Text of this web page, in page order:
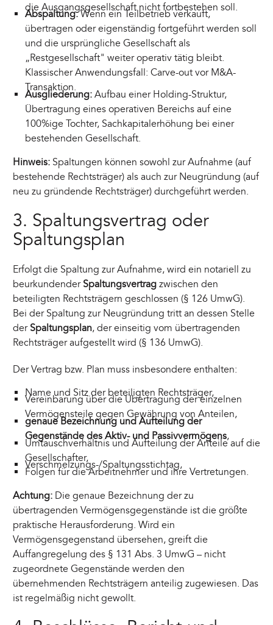
die Ausgangsgesellschaft nicht fortbestehen soll.
Abspaltung:Wenn ein Teilbetrieb verkauft,
übertragen oder eigenständig fortgeführt werden soll
und die ursprüngliche Gesellschaft als
„Restgesellschaft" weiter operativ tätig bleibt.
Klassischer Anwendungsfall: Carve-out vor M&A-
Transaktion.
Ausgliederung:Aufbau einer Holding-Struktur,
Übertragung eines operativen Bereichs auf eine
100%ige Tochter, Sachkapitalerhöhung bei einer
bestehenden Gesellschaft.
Hinweis: Spaltungen können sowohl zur Aufnahme (auf
bestehende Rechtsträger) als auch zur Neugründung (auf
neu zu gründende Rechtsträger) durchgeführt werden.
3. Spaltungsvertrag oder
Spaltungsplan
Erfolgt die Spaltung zur Aufnahme, wird ein notariell zu
beurkundender Spaltungsvertrag zwischen den
beteiligten Rechtsträgern geschlossen (§ 126 UmwG).
Bei der Spaltung zur Neugründung tritt an dessen Stelle
der Spaltungsplan, der einseitig vom übertragenden
Rechtsträger aufgestellt wird (§ 136 UmwG).
Der Vertrag bzw. Plan muss insbesondere enthalten:
Name und Sitz der beteiligten Rechtsträger,
Vereinbarung über die Übertragung der einzelnen
Vermögensteile gegen Gewährung von Anteilen,
genaue Bezeichnung und Aufteilung der
Gegenstände des Aktiv- und Passivvermögens,
Umtauschverhältnis und Aufteilung der Anteile auf die
Gesellschafter,
Verschmelzungs-/Spaltungsstichtag,
Folgen für die Arbeitnehmer und ihre Vertretungen.
Achtung: Die genaue Bezeichnung der zu
übertragenden Vermögensgegenstände ist die größte
praktische Herausforderung. Wird ein
Vermögensgegenstand übersehen, greift die
Auffangregelung des § 131 Abs. 3 UmwG – nicht
zugeordnete Gegenstände werden den
übernehmenden Rechtsträgern anteilig zugewiesen. Das
ist regelmäßig nicht gewollt.